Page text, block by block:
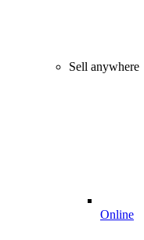
Sell anywhere
Online